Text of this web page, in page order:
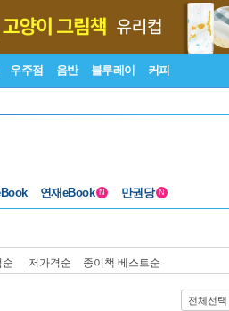
우주점 음반 블루레이 커피
연재eBook N 만권당 N
저가격순 종이책 베스트순
전체선택